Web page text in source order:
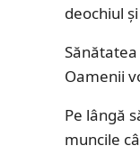
deochiul
Oamenii
Pe lângă
muncile